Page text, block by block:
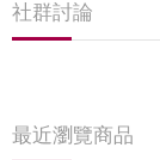
社群討論
最近瀏覽商品